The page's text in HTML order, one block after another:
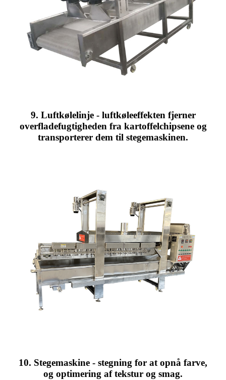
9. Luftkølelinje - luftkøleeffekten fjerner
overfladefugtigheden fra kartoffelchipsene og
transporterer dem til stegemaskinen.
10. Stegemaskine - stegning for at opnå farve,
og optimering af tekstur og smag.